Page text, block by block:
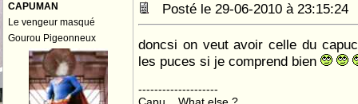
CAPUMAN
Le vengeur masqué
Gourou Pigeonneux
Posté le 29-06-2010 à
doncsi on veut avoir celle du
les puces si je comprend bien
--------------------